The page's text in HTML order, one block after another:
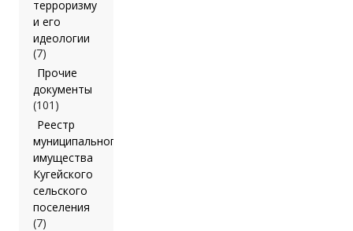
терроризму
и его
идеологии
(7)
Прочие
документы
(101)
Реестр
муниципального
имущества
Кугейского
сельского
поселения
(7)